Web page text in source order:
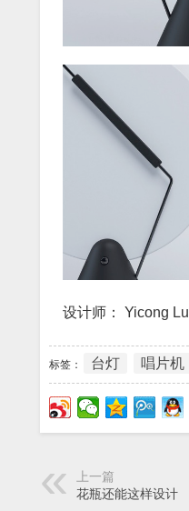
设计师： Yicong Lu
标签： 台灯 唱片机
上一篇
花瓶还能这样设计